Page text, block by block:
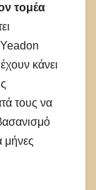
τομέα
κάνει
τους να
μήνες